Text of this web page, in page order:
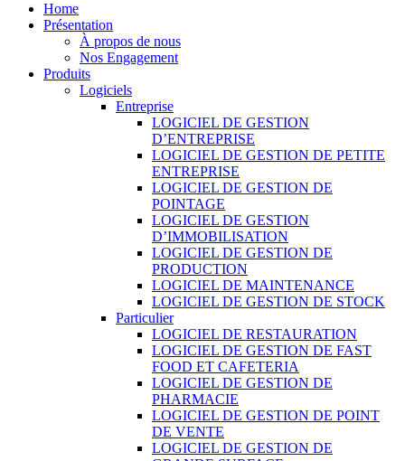
Home
Présentation
À propos de nous
Nos Engagement
Produits
Logiciels
Entreprise
LOGICIEL DE GESTION
D’ENTREPRISE
LOGICIEL DE GESTION DE PETITE
ENTREPRISE
LOGICIEL DE GESTION DE
POINTAGE
LOGICIEL DE GESTION
D’IMMOBILISATION
LOGICIEL DE GESTION DE
PRODUCTION
LOGICIEL DE MAINTENANCE
LOGICIEL DE GESTION DE STOCK
Particulier
LOGICIEL DE RESTAURATION
LOGICIEL DE GESTION DE FAST
FOOD ET CAFETERIA
LOGICIEL DE GESTION DE
PHARMACIE
LOGICIEL DE GESTION DE POINT
DE VENTE
LOGICIEL DE GESTION DE